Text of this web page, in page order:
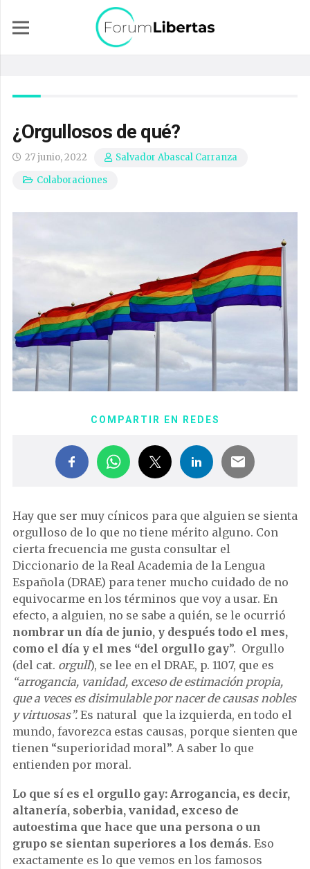
¿Orgullosos de qué?
27 junio, 2022
Salvador Abascal Carranza
Colaboraciones
COMPARTIR EN REDES
Hay que ser muy cínicos para que alguien se sienta
orgulloso de lo que no tiene mérito alguno. Con
cierta frecuencia me gusta consultar el
Diccionario de la Real Academia de la Lengua
Española (DRAE) para tener mucho cuidado de no
equivocarme en los términos que voy a usar. En
efecto, a alguien, no se sabe a quién, se le ocurrió
nombrar un día de junio, y después todo el mes,
como el día y el mes “del orgullo gay”. Orgullo
(del cat. orgull), se lee en el DRAE, p. 1107, que es
“arrogancia, vanidad, exceso de estimación propia,
que a veces es disimulable por nacer de causas nobles
y virtuosas”. Es natural que la izquierda, en todo el
mundo, favorezca estas causas, porque sienten que
tienen “superioridad moral”. A saber lo que
entienden por moral.
Lo que sí es el orgullo gay: Arrogancia, es decir,
altanería, soberbia, vanidad, exceso de
autoestima que hace que una persona o un
grupo se sientan superiores a los demás. Eso
exactamente es lo que vemos en los famosos